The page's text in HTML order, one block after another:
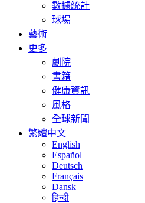
數據統計
球場
藝術
更多
劇院
書籍
健康資訊
風格
全球新聞
繁體中文
English
Español
Deutsch
Français
Dansk
हिन्दी